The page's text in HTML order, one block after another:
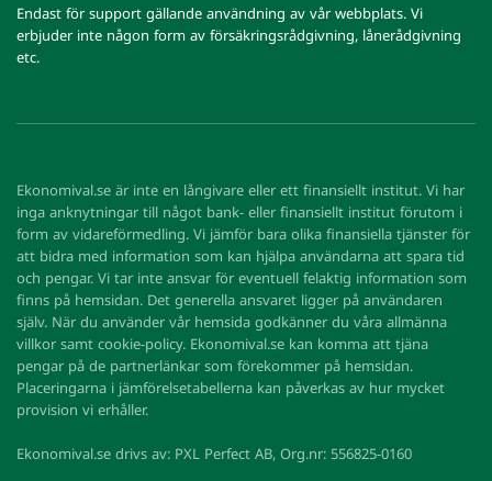
Endast för support gällande användning av vår webbplats. Vi
erbjuder inte någon form av försäkringsrådgivning, lånerådgivning
etc.
Ekonomival.se är inte en långivare eller ett finansiellt institut. Vi har
inga anknytningar till något bank- eller finansiellt institut förutom i
form av vidareförmedling. Vi jämför bara olika finansiella tjänster för
att bidra med information som kan hjälpa användarna att spara tid
och pengar. Vi tar inte ansvar för eventuell felaktig information som
finns på hemsidan. Det generella ansvaret ligger på användaren
själv. När du använder vår hemsida godkänner du våra allmänna
villkor samt cookie-policy. Ekonomival.se kan komma att tjäna
pengar på de partnerlänkar som förekommer på hemsidan.
Placeringarna i jämförelsetabellerna kan påverkas av hur mycket
provision vi erhåller.
Ekonomival.se drivs av: PXL Perfect AB, Org.nr: 556825-0160